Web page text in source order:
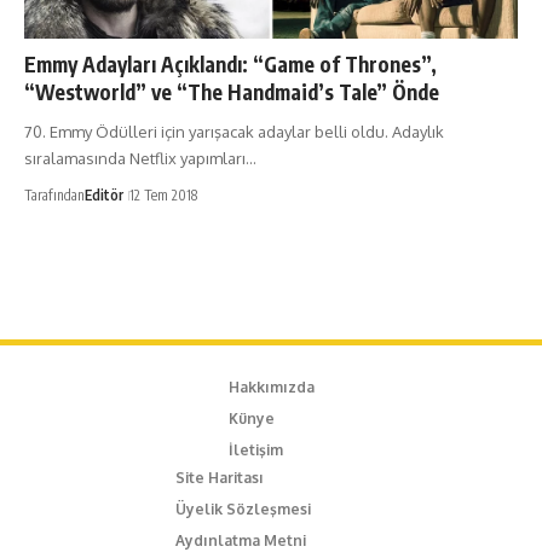
Emmy Adayları Açıklandı: “Game of Thrones”,
“Westworld” ve “The Handmaid’s Tale” Önde
70. Emmy Ödülleri için yarışacak adaylar belli oldu. Adaylık
sıralamasında Netflix yapımları…
TarafındanEditör 12 Tem 2018
Hakkımızda
Künye
İletişim
Site Haritası
Üyelik Sözleşmesi
Aydınlatma Metni